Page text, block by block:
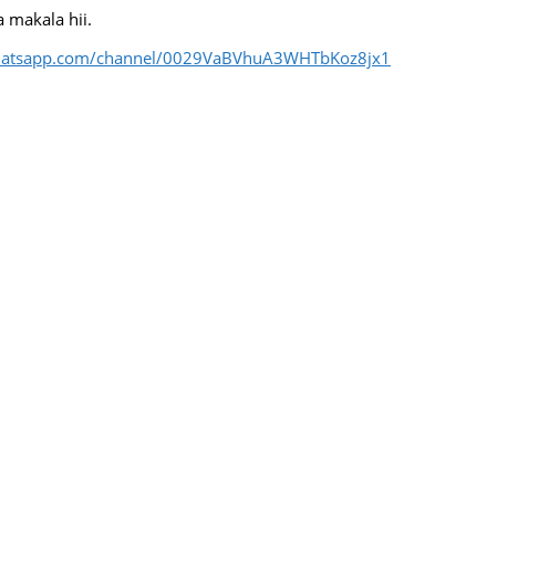
makala hii.
channel/0029VaBVhuA3WHTbKoz8jx1